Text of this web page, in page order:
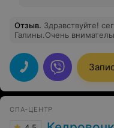
Отзыв. Здравствуйте!
Галины.Очень
меня была стрижка и
замечательно, спасибо
чудовищем,ушла
девочки!впредь буду
СПА-ЦЕНТР